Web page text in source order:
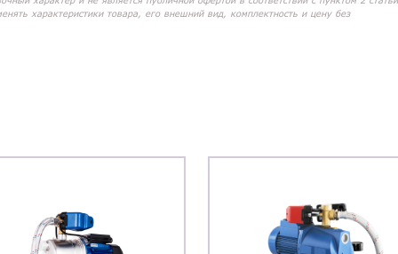
характеристики товара, его внешний вид, комплектность и цену без